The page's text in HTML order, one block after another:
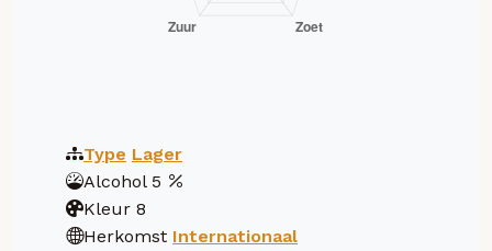
Type Lager
Alcohol 5
Kleur 8
Herkomst Internationaal